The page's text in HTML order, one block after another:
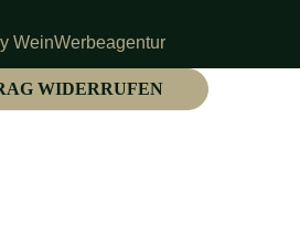
WeinWerbeagentur
WIDERRUFEN